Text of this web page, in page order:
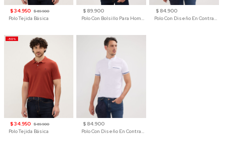
$ 34.950 $ 69.900
Polo Tejida Básica
$ 89.900
Polo Con Bolsillo Para Hombre
$ 84.900
Polo Con Diseño En Contraste
-50%
$ 34.950 $ 69.900
Polo Tejida Básica
$ 84.900
Polo Con Diseño En Contraste